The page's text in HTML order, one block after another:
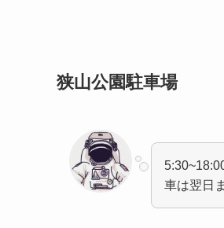
狭山公園駐車場
車は翌日